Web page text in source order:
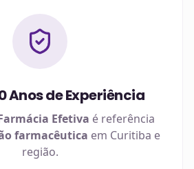
Anos de Experiência
Efetiva é referência
farmacêutica em Curitiba e
região.